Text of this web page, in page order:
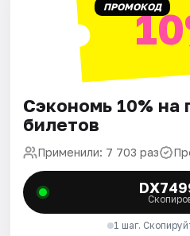
ПРОМОКОД
Сэкономь 10% на
билетов
Применили: 7 703 раз
1 шаг.